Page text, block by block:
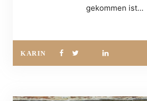
gekommen ist…
KARIN